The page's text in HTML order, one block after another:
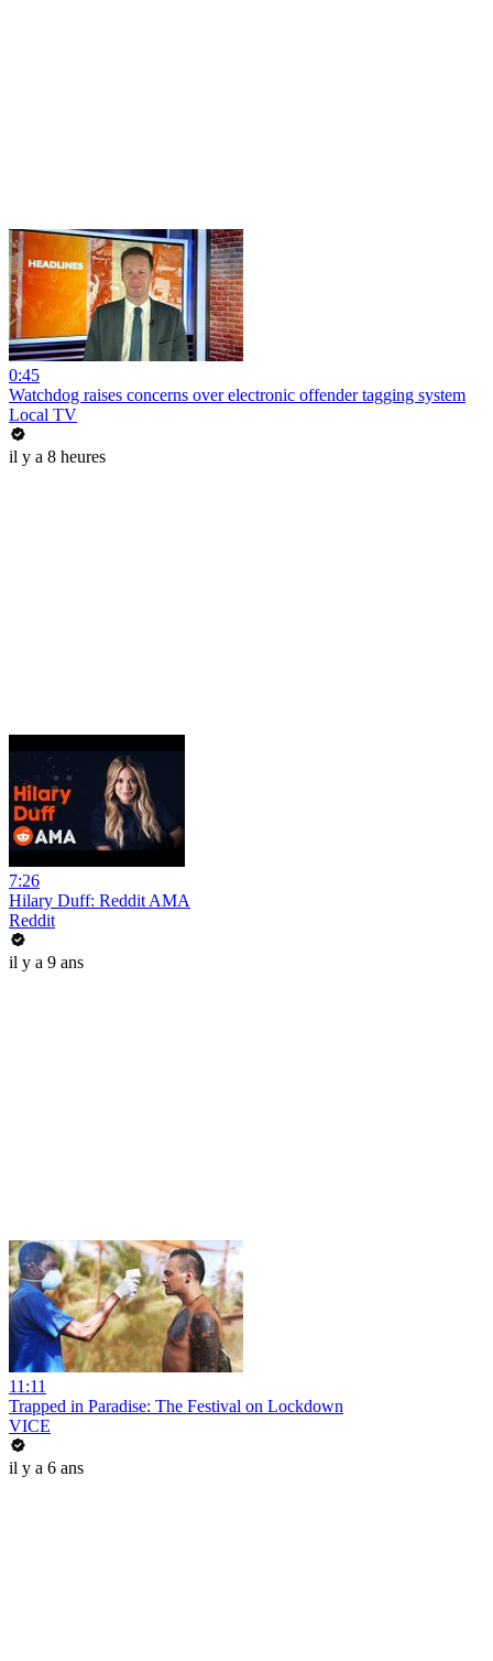
0:45
Watchdog raises concerns over electronic offender tagging system
Local TV
il y a 8 heures
7:26
Hilary Duff: Reddit AMA
Reddit
il y a 9 ans
11:11
Trapped in Paradise: The Festival on Lockdown
VICE
il y a 6 ans